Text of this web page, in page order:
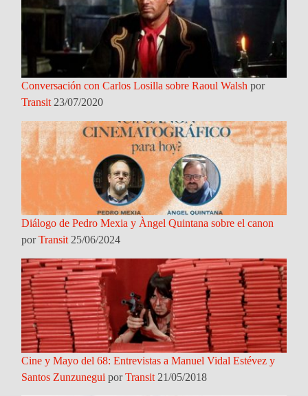
Conversación con Carlos Losilla sobre Raoul Walsh por
Transit 23/07/2020
Diálogo de Pedro Mexia y Àngel Quintana sobre el canon
porTransit 25/06/2024
Cine y Mayo del 68: Entrevistas a Manuel Vidal Estévez y
Santos Zunzunegui porTransit 21/05/2018